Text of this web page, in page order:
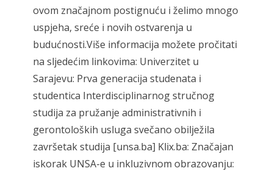
ovom značajnom postignuću i želimo mnogo
uspjeha, sreće i novih ostvarenja u
budućnosti.Više informacija možete pročitati
na sljedećim linkovima: Univerzitet u
Sarajevu: Prva generacija studenata i
studentica Interdisciplinarnog stručnog
studija za pružanje administrativnih i
gerontoloških usluga svečano obilježila
završetak studija [unsa.ba] Klix.ba: Značajan
iskorak UNSA-e u inkluzivnom obrazovanju: